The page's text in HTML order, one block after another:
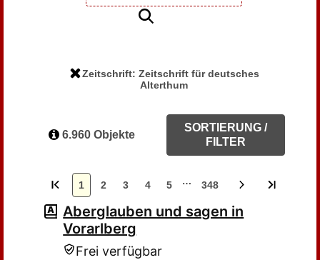
Zeitschrift: Zeitschrift für deutsches
Alterthum
6.960 Objekte
SORTIERUNG /
FILTER
1 2 3 4 5 … 348
Aberglauben und sagen in
Vorarlberg
Frei verfügbar